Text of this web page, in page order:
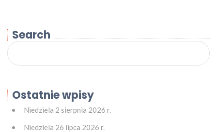
Search
Ostatnie wpisy
Niedziela 2 sierpnia 2026 r.
Niedziela 26 lipca 2026 r.